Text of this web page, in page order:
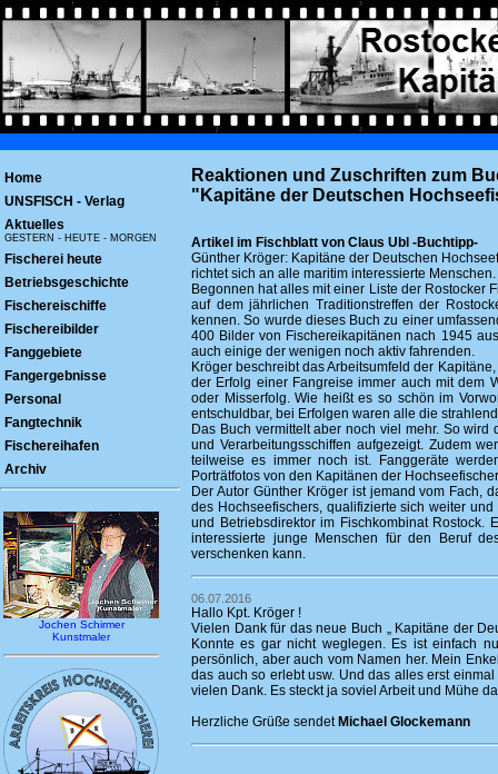
Home
UNSFISCH - Verlag
Aktuelles
GESTERN - HEUTE - MORGEN
Fischerei heute
Betriebsgeschichte
Fischereischiffe
Fischereibilder
Fanggebiete
Fangergebnisse
Personal
Fangtechnik
Fischereihafen
Archiv
Jochen Schirmer
Kunstmaler
Reaktionen und Zuschriften zum
"Kapitäne der Deutschen
Artikel im Fischblatt von Claus Ubl -Buchtipp-
Günther Kröger: Kapitäne der Deutschen
richtet sich an alle maritim interessierte
Begonnen hat alles mit einer Liste der Rostocker
auf dem jährlichen Traditionstreffen der
kennen. So wurde dieses Buch zu einer
400 Bilder von Fischereikapitänen nach 1945
auch einige der wenigen noch aktiv fahrenden.
Kröger beschreibt das Arbeitsumfeld der
der Erfolg einer Fangreise immer auch mit dem
oder Misserfolg. Wie heißt es so schön im
entschuldbar, bei Erfolgen waren alle die
Das Buch vermittelt aber noch viel mehr. So
und Verarbeitungsschiffen aufgezeigt. Zudem
teilweise es immer noch ist. Fanggeräte
Porträtfotos von den Kapitänen der
Der Autor Günther Kröger ist jemand vom Fach,
des Hochseefischers, qualifizierte sich weiter
und Betriebsdirektor im Fischkombinat
interessierte junge Menschen für den Beruf
verschenken kann.
06.07.2016
Hallo Kpt. Kröger !
Vielen Dank für das neue Buch „ Kapitäne der
Konnte es gar nicht weglegen. Es ist einfach
persönlich, aber auch vom Namen her. Mein
das auch so erlebt usw. Und das alles erst
vielen Dank. Es steckt ja soviel Arbeit und Mühe
Herzliche Grüße sendet Michael Glockemann